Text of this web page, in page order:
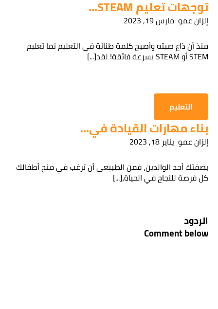
توجهات تعليم STEAM...
إلزان عمو مارس 19, 2023
منذ أن ذاع صيته وأصبح كلمة طنانة في التعليم نما تعليم
STEM أو STEAM بسرعة فائقة! لقد[...]
التعليم
بناء مهارات القيادة في...
إلزان عمو يناير 18, 2023
بصفتك أحد الوالدين، فمن الطبيعي أن ترغب في منح أطفالك
كل فرصة للنجاح في الحياة،[...]
الردود
Comment below
قراءة سياسة الخصوصية
الحصول على المعلومات